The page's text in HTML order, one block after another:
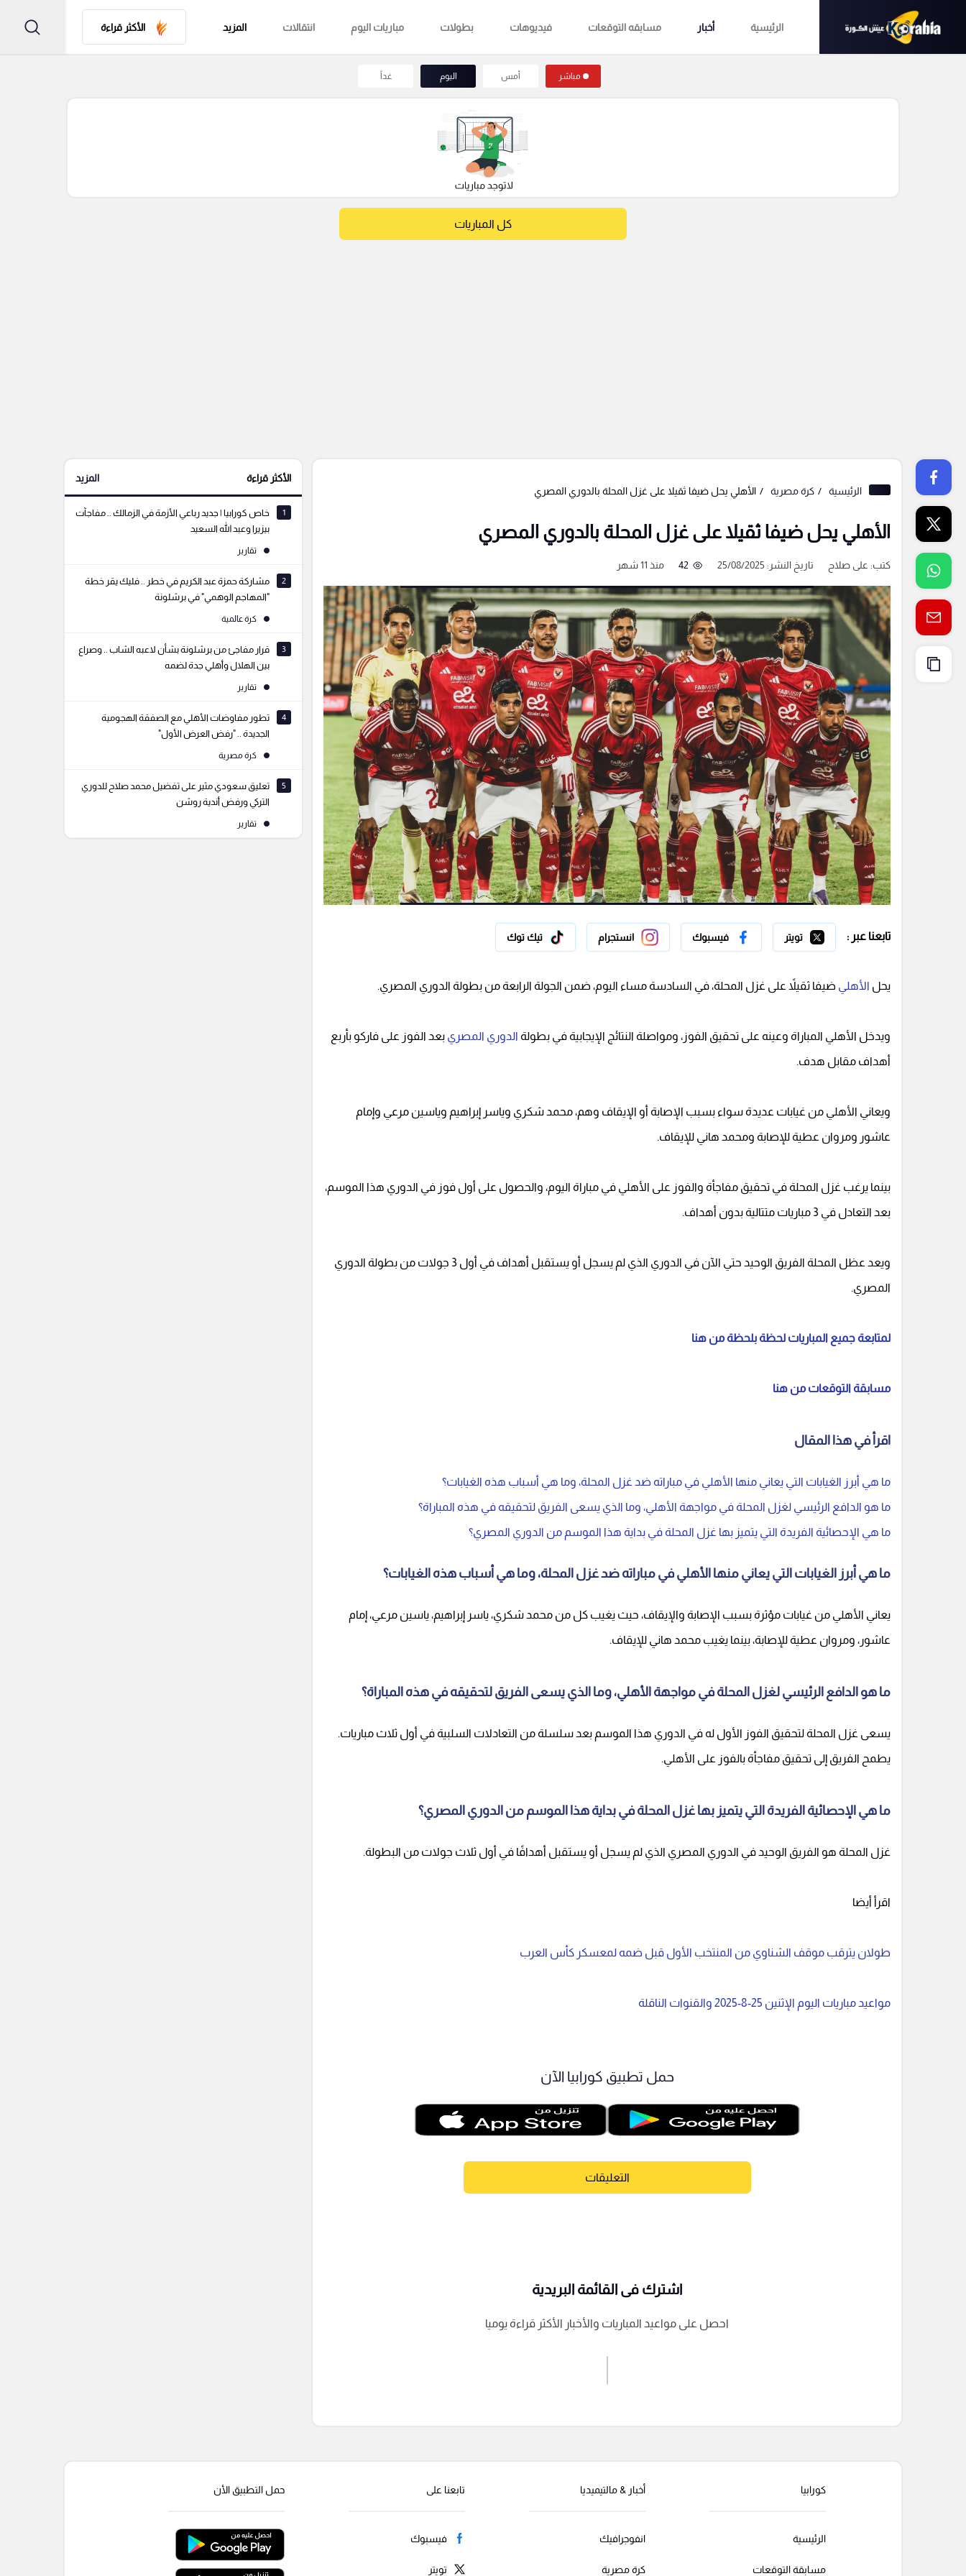
الرئيسية أخبار مسابقه التوقعات فيديوهات بطولات مباريات اليوم انتقالات المزيد الأكثر قراءة
مباشر أمس اليوم غداً
كل المباريات
الرئيسية كرة مصرية الأهلي يحل ضيفا ثقيلا على غزل المحلة بالدوري المصري
الأهلي يحل ضيفا ثقيلا على غزل المحلة بالدوري المصري
كتب: على صلاح تاريخ النشر: 25/08/2025 42 منذ 11 شهر
تابعنا عبر : تويتر فيسبوك انستجرام تيك توك
يحل الأهلي ضيفا ثقيلاً على غزل المحلة، في السادسة مساء اليوم، ضمن الجولة الرابعة من بطولة الدوري المصري.
ويدخل الأهلي المباراة وعينه على تحقيق الفوز، ومواصلة النتائج الإيجابية في بطولة الدوري المصري بعد الفوز على فاركو بأربع
أهداف مقابل هدف.
ويعاني الأهلي من غيابات عديدة سواء بسبب الإصابة أو الإيقاف وهم، محمد شكري وياسر إبراهيم وياسين مرعي وإمام
عاشور ومروان عطية للإصابة ومحمد هاني للإيقاف.
بينما يرغب غزل المحلة في تحقيق مفاجأة والفوز على الأهلي في مباراة اليوم، والحصول على أول فوز في الدوري هذا الموسم،
بعد التعادل في 3 مباريات متتالية بدون أهداف.
ويعد عظل المحلة الفريق الوحيد حتي الآن في الدوري الذي لم يسجل أو يستقبل أهداف في أول 3 جولات من بطولة الدوري
المصري.
لمتابعة جميع المباريات لحظة بلحظة من هنا
مسابقة التوقعات من هنا
اقرأ في هذا المقال
ما هي أبرز الغيابات التي يعاني منها الأهلي في مباراته ضد غزل المحلة، وما هي أسباب هذه الغيابات؟
ما هو الدافع الرئيسي لغزل المحلة في مواجهة الأهلي، وما الذي يسعى الفريق لتحقيقه في هذه المباراة؟
ما هي الإحصائية الفريدة التي يتميز بها غزل المحلة في بداية هذا الموسم من الدوري المصري؟
ما هي أبرز الغيابات التي يعاني منها الأهلي في مباراته ضد غزل المحلة، وما هي أسباب هذه الغيابات؟
يعاني الأهلي من غيابات مؤثرة بسبب الإصابة والإيقاف، حيث يغيب كل من محمد شكري، ياسر إبراهيم، ياسين مرعي، إمام
عاشور، ومروان عطية للإصابة، بينما يغيب محمد هاني للإيقاف.
ما هو الدافع الرئيسي لغزل المحلة في مواجهة الأهلي، وما الذي يسعى الفريق لتحقيقه في هذه المباراة؟
يسعى غزل المحلة لتحقيق الفوز الأول له في الدوري هذا الموسم بعد سلسلة من التعادلات السلبية في أول ثلاث مباريات.
يطمح الفريق إلى تحقيق مفاجأة بالفوز على الأهلي.
ما هي الإحصائية الفريدة التي يتميز بها غزل المحلة في بداية هذا الموسم من الدوري المصري؟
غزل المحلة هو الفريق الوحيد في الدوري المصري الذي لم يسجل أو يستقبل أهدافًا في أول ثلاث جولات من البطولة.
اقرأ أيضا
طولان يترقب موقف الشناوي من المنتخب الأول قبل ضمه لمعسكر كأس العرب
مواعيد مباريات اليوم الإثنين 25-8-2025 والقنوات الناقلة
حمل تطبيق كورابيا الآن
التعليقات
إرسال تعليق
اشترك فى القائمة البريدية
احصل على مواعيد المباريات والأخبار الأكثر قراءة يوميا
الأكثر قراءة المزيد
1
خاص كورابيا | جديد رباعي الأزمة في الزمالك .. مفاجآت
بيزيرا وعبد الله السعيد
تقارير
2
مشاركة حمزة عبد الكريم في خطر .. فليك يقر خطة
"المهاجم الوهمي" في برشلونة
كرة عالمية
3
قرار مفاجئ من برشلونة بشأن لاعبه الشاب .. وصراع
بين الهلال وأهلي جدة لضمه
تقارير
4
تطور مفاوضات الأهلي مع الصفقة الهجومية
الجديدة .. "رفض العرض الأول"
كرة مصرية
5
تعليق سعودي مثير على تفضيل محمد صلاح للدوري
التركي ورفض أندية روشن
تقارير
كورابيا
الرئيسية
مسابقة التوقعات
أخبار & مالتيميديا
انفوجرافيك
كرة مصرية
تابعنا على
فيسبوك
تويتر
حمل التطبيق الأن